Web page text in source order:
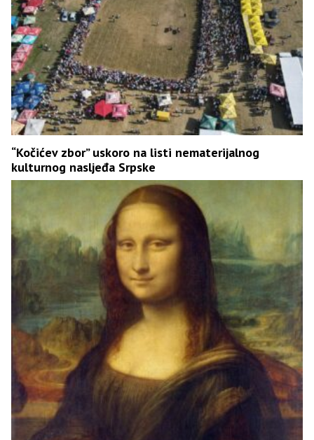
“Kočićev zbor” uskoro na listi nematerijalnog
kulturnog nasljeđa Srpske